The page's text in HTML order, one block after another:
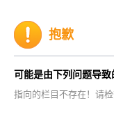
抱歉
可能是由下列问题导致
指向的栏目不存在！请